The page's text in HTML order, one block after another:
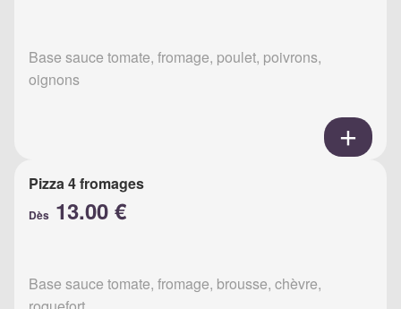
Base sauce tomate, fromage, poulet, poivrons,
oignons
Pizza 4 fromages
Dès 13.00 €
Base sauce tomate, fromage, brousse, chèvre,